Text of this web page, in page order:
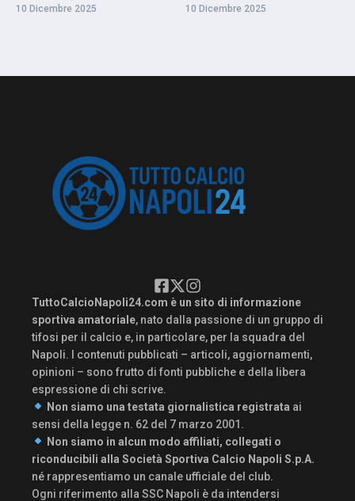
10 Dicembre 2025 10 Dicembre 2025
TuttoCalcioNapoli24.com è un sito di informazione
sportiva amatoriale, nato dalla passione di un gruppo di
tifosi per il calcio e, in particolare, per la squadra del
Napoli. I contenuti pubblicati – articoli, aggiornamenti,
opinioni – sono frutto di fonti pubbliche e della libera
espressione di chi scrive.
Non siamo una testata giornalistica registrata ai
sensi della legge n. 62 del 7 marzo 2001.
Non siamo in alcun modo affiliati, collegati o
riconducibili alla Società Sportiva Calcio Napoli S.p.A.
né rappresentiamo un canale ufficiale del club.
Ogni riferimento alla SSC Napoli è da intendersi